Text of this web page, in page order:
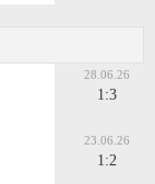
28.06.26
1:3
23.06.26
1:2